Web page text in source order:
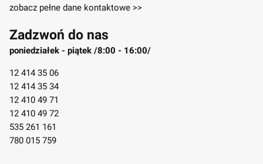
zobacz pełne dane kontaktowe >>
Zadzwoń do nas
poniedziałek - piątek /8:00 - 16:00/
12 414 35 06
12 414 35 34
12 410 49 71
12 410 49 72
535 261 161
780 015 759